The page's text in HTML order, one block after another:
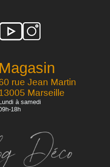
Magasin
rue Jean Martin
Marseille
à samedi
18h